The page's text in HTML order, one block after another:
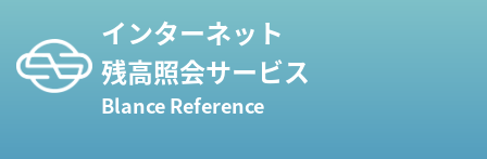
インターネット
残高照会サービス
Blance Reference